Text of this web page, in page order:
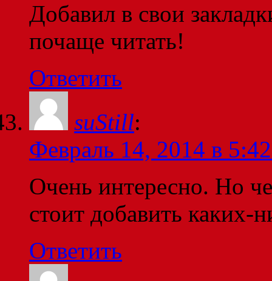
Добавил в свои
почаще читать!
Ответить
suStill:
Февраль 14, 2014 в
Очень интересно. Но
стоит добавить каких-
Ответить